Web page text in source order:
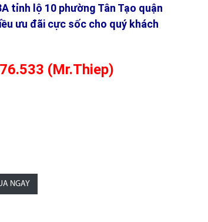
tỉnh lộ 10 phường Tân Tạo quận
ưu đãi cực sốc cho quý khách
(Mr.Thiep)
NGAY